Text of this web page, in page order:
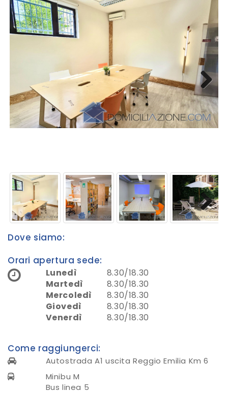
Next
Next
Dove siamo:
Orari apertura sede:
Lunedì
8.30/18.30
Martedì
8.30/18.30
Mercoledì
8.30/18.30
Giovedì
8.30/18.30
Venerdì
8.30/18.30
Come raggiungerci:
Autostrada A1 uscita Reggio Emilia Km 6
Minibu M
Bus linea 5